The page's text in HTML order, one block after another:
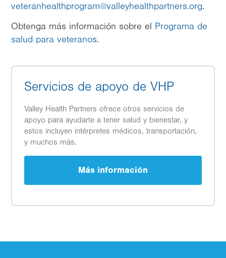
veteranhealthprogram@valleyhealthpartners.org.
Obtenga más información sobre el Programa de
salud para veteranos.
Servicios de apoyo de VHP
Valley Health Partners ofrece otros servicios de
apoyo para ayudarte a tener salud y bienestar, y
estos incluyen intérpretes médicos, transportación,
y muchos más.
Más información